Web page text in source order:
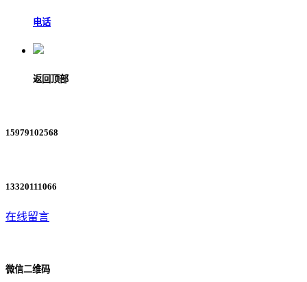
电话
返回顶部
15979102568
13320111066
在线留言
微信二维码